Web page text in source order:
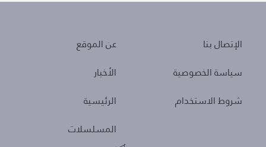
Policies
الإتصال بنا
سياسة الخصوصية
شروط الاستخدام
About
عن الموقع
الأخبار
الرئيسية
المسلسلات